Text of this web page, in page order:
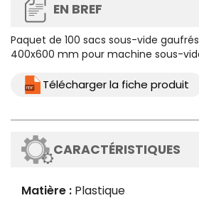
EN BREF
Paquet de 100 sacs sous-vide
400x600 mm pour machine sous-
Télécharger la fiche produit
CARACTÉRISTIQUES
Matière : Plastique